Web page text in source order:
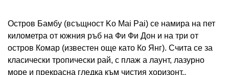
Остров Бамбу (всъщност Ko Mai Pai) се намира на пет
километра от южния ръб на Фи Фи Дон и на три от
остров Комар (известен още като Ко Янг). Счита се за
класически тропически рай, с плаж а лаунт, лазурно
море и прекрасна гледка към чистия хоризонт..